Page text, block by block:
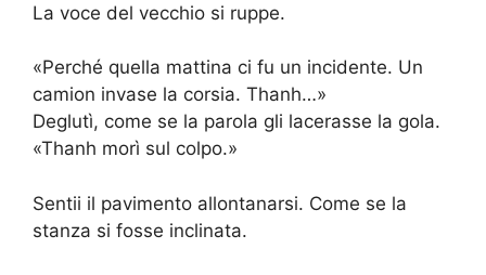
La voce del vecchio si ruppe.
«Perché quella mattina ci fu un incidente. Un
camion invase la corsia. Thanh…»
Deglutì, come se la parola gli lacerasse la gola.
«Thanh morì sul colpo.»
Sentii il pavimento allontanarsi. Come se la
stanza si fosse inclinata.